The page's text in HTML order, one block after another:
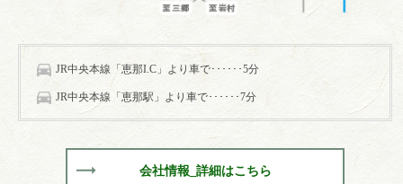
JR中央本線「恵那I.C」より車で･･････5分
JR中央本線「恵那駅」より車で･･････7分
会社情報_詳細はこちら